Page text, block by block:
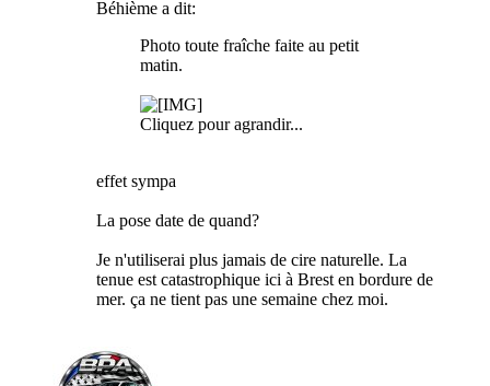
Béhième a dit:
Photo toute fraîche faite au petit
matin.
Cliquez pour agrandir...
effet sympa
La pose date de quand?
Je n'utiliserai plus jamais de cire naturelle. La
tenue est catastrophique ici à Brest en bordure de
mer. ça ne tient pas une semaine chez moi.